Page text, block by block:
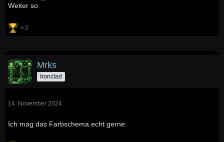
Weiter so
2
Mrks
Ironclad
14. November 2024
Ich mag das Farbschema echt gerne.